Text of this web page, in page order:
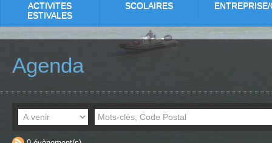
ACTIVITES
ESTIVALES
SCOLAIRES ENTREPRISE/
Agenda